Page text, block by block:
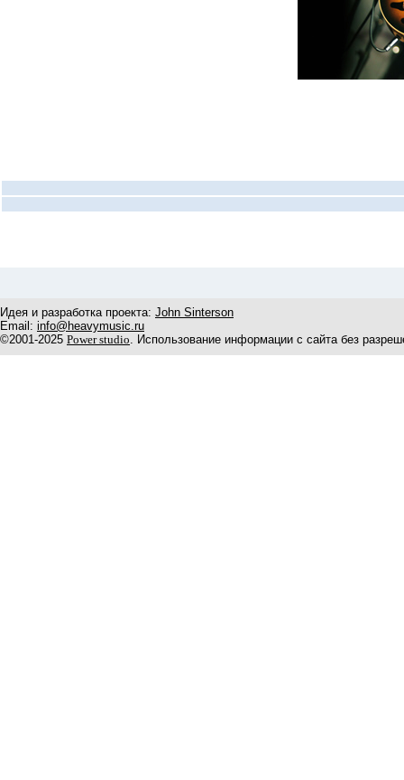
Идея и разработка проекта: John Sinterson
Email: info@heavymusic.ru
©2001-2025 Power studio. Использование информации с сайта без